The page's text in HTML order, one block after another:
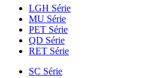
LGH Série
MU Série
PET Série
QD Série
RET Série
SC Série